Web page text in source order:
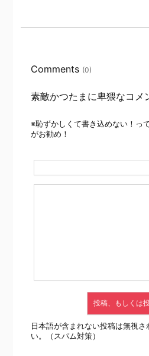
Comments (0)
素敵かつたまに卑猥なコメ
※恥ずかしくて書き込めない！っ
がお勧め！
日本語が含まれない投稿は無視
い。（スパム対策）